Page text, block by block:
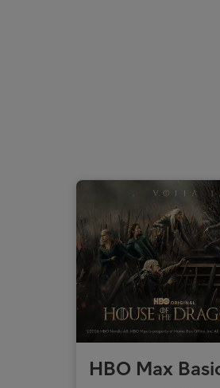
HBO Max